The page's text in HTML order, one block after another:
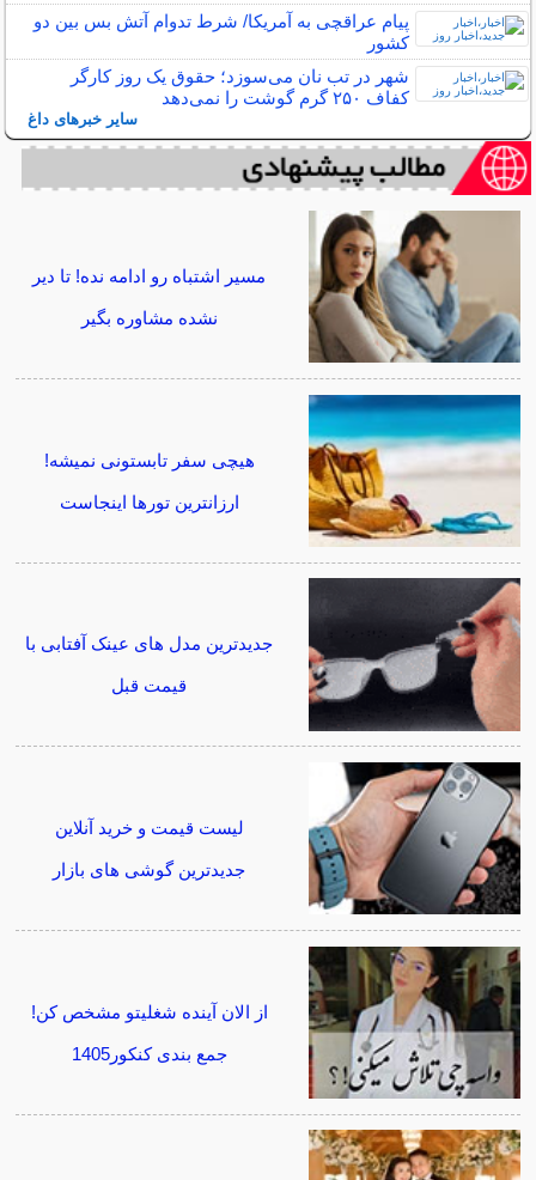
پیام عراقچی به آمریکا/ شرط تدوام آتش بس بین دو
کشور
شهر در تب نان می‌سوزد؛ حقوق یک روز کارگر
کفاف ۲۵۰ گرم گوشت را نمی‌دهد
سایر خبرهای داغ
مسیر اشتباه رو ادامه نده! تا دیر
نشده مشاوره بگیر
هیچی سفر تابستونی نمیشه!
ارزانترین تورها اینجاست
جدیدترین مدل های عینک آفتابی با
قیمت قبل
لیست قیمت و خرید آنلاین
جدیدترین گوشی های بازار
از الان آینده شغلیتو مشخص کن!
جمع بندی کنکور1405